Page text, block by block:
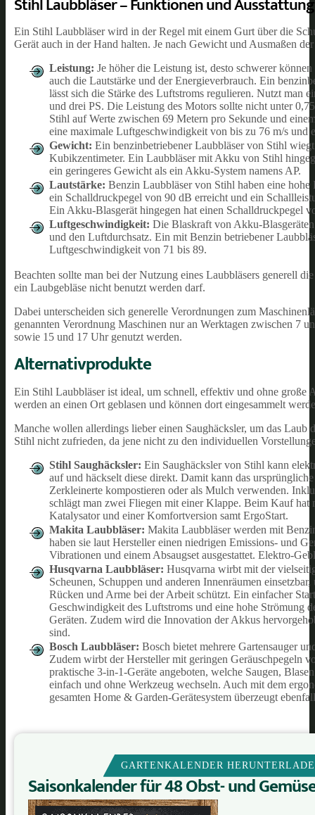
Ein Stihl Laubbläser wird in der Regel mit einem Gurt über die
Gerät auch in der Hand halten. Je nach Gewicht und Ausmaßen
Leistung: Je höher die Leistung ist, desto schwerer
auch die Lautstärke und der Energieverbrauch. Ein
lässt sich die Stärke des Luftstroms regulieren. Nutzt man
und drei PS. Die Leistung des Motors sollte nicht unter
Stihl auf Werte zwischen 69 Metern pro Sekunde und
eine maximale Luftgeschwindigkeit von bis zu 76 m/s und
Gewicht: Ein benzinbetriebener Laubbläser von Stihl
Kubikzentimeter. Ein Laubbläser mit Akku von Stihl
ein geringeres Gewicht als ein Akku-System namens AP.
Lautstärke: Benzin Laubbläser von Stihl haben eine
ein Schalldruckpegel von 90 dB erreicht und ein
Ein Akku-Blasgerät hingegen hat einen Schalldruckpegel
Luftgeschwindigkeit: Die Blaskraft von Akku-
und den Luftdurchsatz. Ein mit Benzin betriebener
Luftgeschwindigkeit von 71 bis 89.
Beachten sollte man bei der Nutzung eines Laubbläsers generell
ein Laubgebläse nicht benutzt werden darf.
Dabei unterscheiden sich generelle Verordnungen zum
genannten Verordnung Maschinen nur an Werktagen zwischen 7
sowie 15 und 17 Uhr genutzt werden.
Alternativprodukte
Ein Stihl Laubbläser ist ideal, um schnell, effektiv und ohne große
werden an einen Ort geblasen und können dort eingesammelt
Manche wollen allerdings lieber einen Saughäcksler, um das
Stihl nicht zufrieden, da jene nicht zu den individuellen
Stihl Saughäcksler: Ein Saughäcksler von Stihl kann
auf und häckselt diese direkt. Damit kann das
Zerkleinerte kompostieren oder als Mulch verwenden.
schlägt man zwei Fliegen mit einer Klappe. Beim Kauf
Katalysator und einer Komfortversion samt ErgoStart.
Makita Laubbläser: Makita Laubbläser werden mit
haben sie laut Hersteller einen niedrigen Emissions- und
Vibrationen und einem Absaugset ausgestattet. Elektro-
Husqvarna Laubbläser: Husqvarna wirbt mit der
Scheunen, Schuppen und anderen Innenräumen
Rücken und Arme bei der Arbeit schützt. Ein einfacher
Geschwindigkeit des Luftstroms und eine hohe Strömung
Geräten. Zudem wird die Innovation der Akkus
sind.
Bosch Laubbläser: Bosch bietet mehrere Gartensauger
Zudem wirbt der Hersteller mit geringen Geräuschpegeln
praktische 3-in-1-Geräte angeboten, welche Saugen,
einfach und ohne Werkzeug wechseln. Auch mit dem
gesamten Home & Garden-Gerätesystem überzeugt
GARTENKALENDER
Saisonkalender für 48 Obst- und